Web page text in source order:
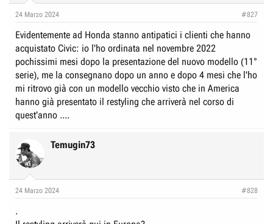
24 Marzo 2024 #827
Evidentemente ad Honda stanno antipatici i clienti che hanno
acquistato Civic: io l'ho ordinata nel novembre 2022
pochissimi mesi dopo la presentazione del nuovo modello (11°
serie), me la consegnano dopo un anno e dopo 4 mesi che l'ho
mi ritrovo già con un modello vecchio visto che in America
hanno già presentato il restyling che arriverà nel corso di
quest'anno ....
Temugin73
24 Marzo 2024 #828
.